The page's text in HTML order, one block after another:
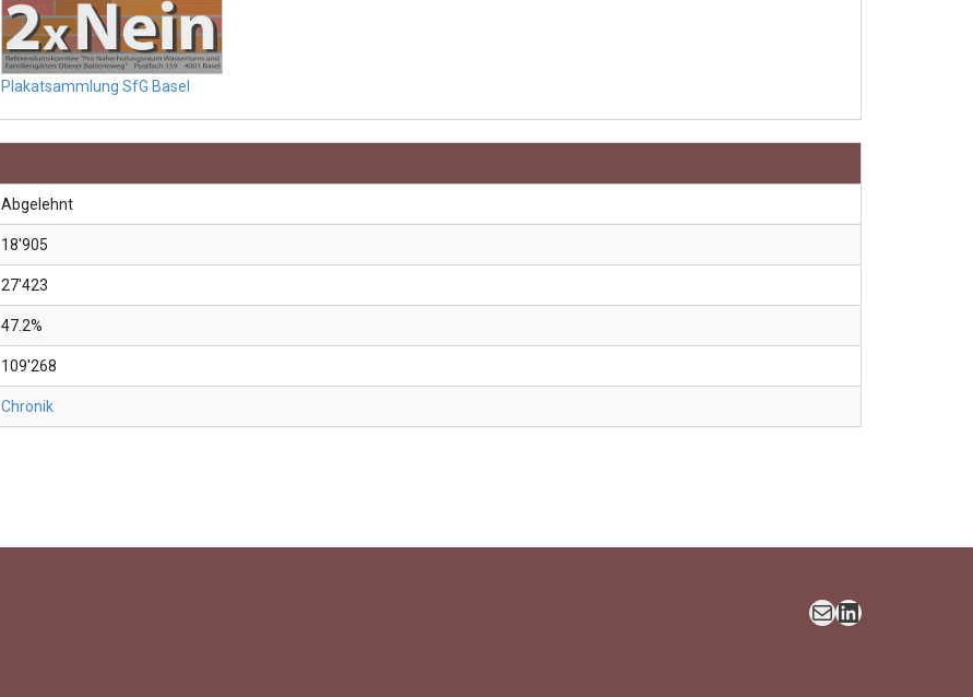
Plakatsammlung SfG Basel
Abgelehnt
18'905
27'423
47.2%
109'268
Chronik